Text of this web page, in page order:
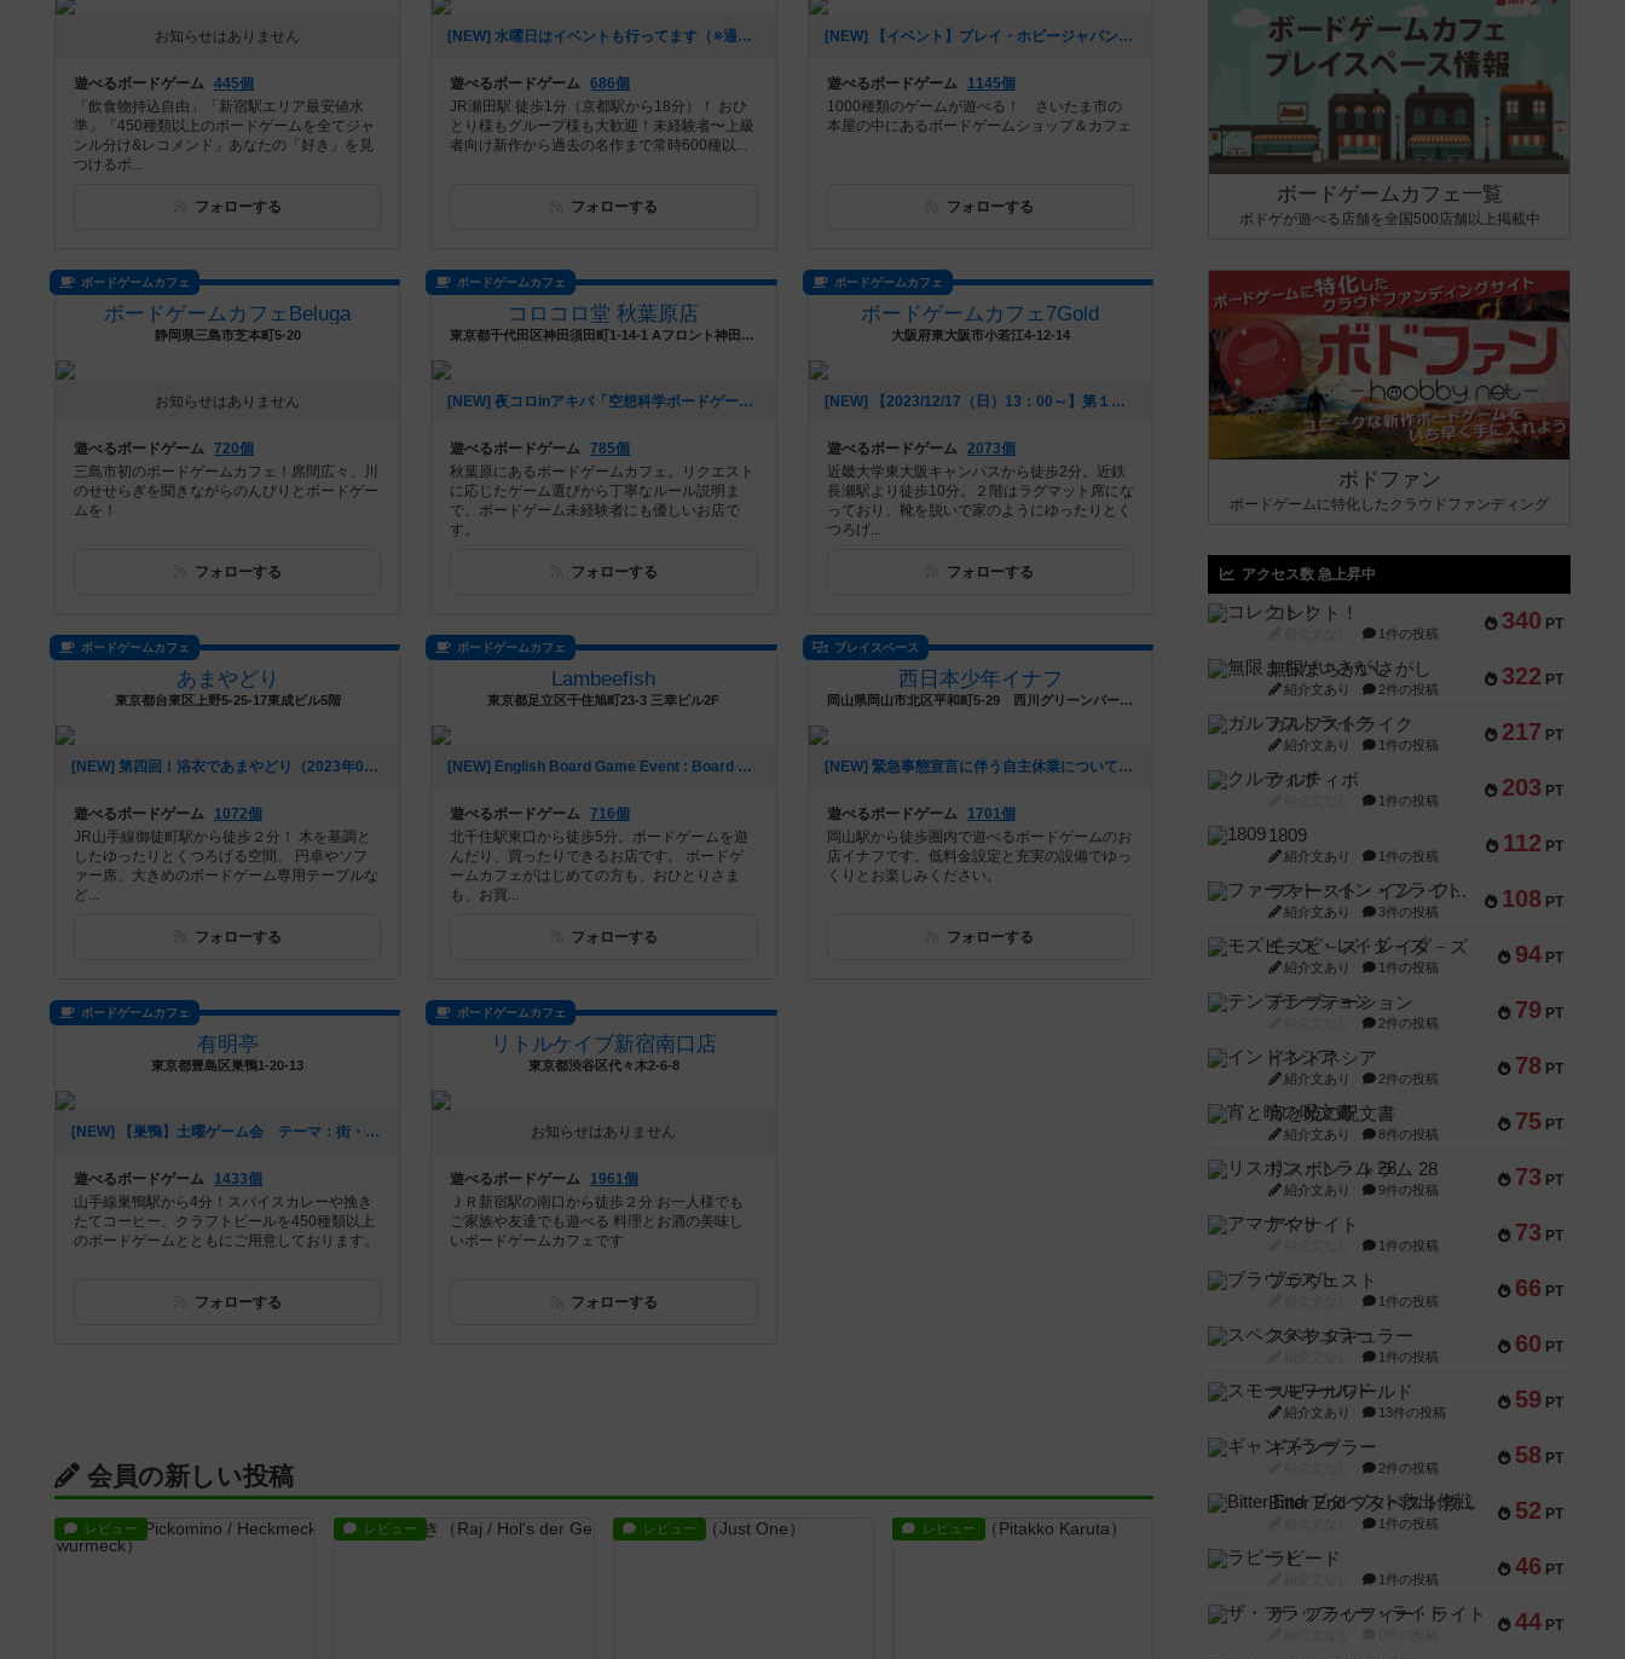
お知らせはありません
遊べるボードゲーム 445個
「飲食物持込自由」「新宿駅エリア最安値水
準」「450種類以上のボードゲームを全てジャ
ンル分け&レコメンド」あなたの「好き」を見
つけるボ...
フォローする
[NEW] 水曜日はイベントも行ってます（※通常営業もしてます）（2024年11月22日 16時51分）
遊べるボードゲーム 686個
JR瀬田駅 徒歩1分（京都駅から18分）！ おひ
とり様もグループ様も大歓迎！未経験者〜上級
者向け新作から過去の名作まで常時600種以...
フォローする
[NEW] 【イベント】プレイ・ホビージャパン！ 『ドミニオン』キャンペーン開催！（11/4 追記アリ）（2024年10月24日 21時41分）
遊べるボードゲーム
1145個
1000種類のゲームが遊べる！ さいたま市の
本屋の中にあるボードゲームショップ＆カフェ
フォローする
ボードゲームカフェ
ボードゲームカフェBeluga
静岡県三島市芝本町5-20
お知らせはありません
遊べるボードゲーム 720個
三島市初のボードゲームカフェ！席間広々、川
のせせらぎを聞きながらのんびりとボードゲー
ムを！
フォローする
ボードゲームカフェ
コロコロ堂 秋葉原店
東京都千代田区神田須田町1-14-1 Aフロント神田須田町ビル 地下1階
[NEW] 夜コロinアキバ「空想科学ボードゲーム」（2024年08月22日 18時03分）
遊べるボードゲーム 785個
秋葉原にあるボードゲームカフェ。リクエスト
に応じたゲーム選びから丁寧なルール説明ま
で、ボードゲーム未経験者にも優しいお店で
す。
フォローする
ボードゲームカフェ
ボードゲームカフェ7Gold
大阪府東大阪市小若江4-12-14
[NEW] 【2023/12/17（日）13：00～】第１回七金ウォーハンマー部（2023年12月06日 16時25分）
遊べるボードゲーム 2073個
近畿大学東大阪キャンパスから徒歩2分。近鉄
長瀬駅より徒歩10分。２階はラグマット席にな
っており、靴を脱いで家のようにゆったりとく
つろげ...
フォローする
ボードゲームカフェ
あまやどり
東京都台東区上野5-25-17東成ビル5階
[NEW] 第四回！浴衣であまやどり（2023年07月29日 14時25分）
遊べるボードゲーム
1072個
JR山手線御徒町駅から徒歩２分！ 木を基調と
したゆったりとくつろげる空間。 円卓やソフ
ァー席、大きめのボードゲーム専用テーブルな
ど...
フォローする
ボードゲームカフェ
Lambeefish
東京都足立区千住旭町23-3 三幸ビル2F
[NEW] English Board Game Event : Board game evening（2022年12月26日 19時41分）
遊べるボードゲーム 716個
北千住駅東口から徒歩5分。ボードゲームを遊
んだり、買ったりできるお店です。 ボードゲ
ームカフェがはじめての方も、おひとりさま
も、お買...
フォローする
プレイスペース
西日本少年イナフ
岡山県岡山市北区平和町5-29 西川グリーンパーク4F
[NEW] 緊急事態宣言に伴う自主休業について（2021年05月14日 14時23分）
遊べるボードゲーム
1701個
岡山駅から徒歩圏内で遊べるボードゲームのお
店イナフです。低料金設定と充実の設備でゆっ
くりとお楽しみください。
フォローする
ボードゲームカフェ
有明亭
東京都豊島区巣鴨1-20-13
[NEW] 【巣鴨】土曜ゲーム会 テーマ：街・地名のゲーム（2020年12月02日 17時54分）
遊べるボードゲーム
1433個
山手線巣鴨駅から4分！スパイスカレーや挽き
たてコーヒー、クラフトビールを450種類以上
のボードゲームとともにご用意しております。
フォローする
ボードゲームカフェ
リトルケイブ新宿南口店
東京都渋谷区代々木2-6-8
お知らせはありません
遊べるボードゲーム
1961個
ＪＲ新宿駅の南口から徒歩２分 お一人様でも
ご家族や友達でも遊べる 料理とお酒の美味し
いボードゲームカフェです
フォローする
会員の新しい投稿
レビュー レビュー レビュー レビュー
ボードゲームカフェ一覧
ボドゲが遊べる店舗を全国500店舗以上掲載中
ボドファン
ボードゲームに特化したクラウドファンディング
アクセス数 急上昇中
340 PT
コレクト！
1件の投稿
322 PT
無限まちがいさがし
紹介文あり 2件の投稿
217 PT
ガルフストライク
紹介文あり 1件の投稿
203 PT
クルティボ
1件の投稿
112 PT
1809
紹介文あり 1件の投稿
108 PT
ファースト・イン・フライト
紹介文あり 3件の投稿
94 PT
モズビ－ズ・レイダ－ズ
紹介文あり 1件の投稿
79 PT
テンプテーション
2件の投稿
78 PT
インドネシア
紹介文あり 2件の投稿
75 PT
宵と暁の呪文書
紹介文あり 8件の投稿
73 PT
リスボン・トラム 28
紹介文あり 9件の投稿
73 PT
アマナイト
1件の投稿
66 PT
ブラヴェスト
1件の投稿
60 PT
スペクタキュラー
1件の投稿
59 PT
スモールワールド
紹介文あり 13件の投稿
58 PT
ギャンブラー
2件の投稿
52 PT
Bitter End ブタペスト救出作戦
1件の投稿
46 PT
ラピード
1件の投稿
44 PT
ザ・フラッフィー・ライト